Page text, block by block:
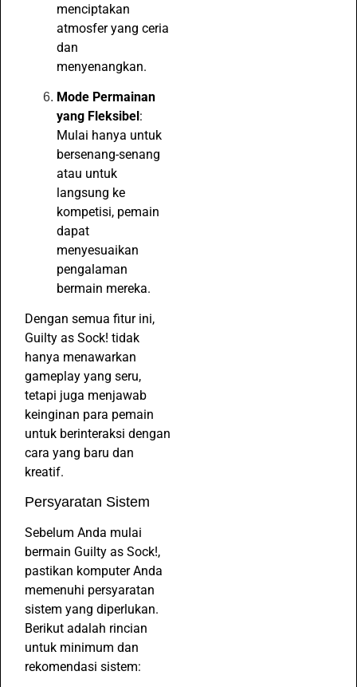
menciptakan
atmosfer yang ceria
dan
menyenangkan.
Mode Permainan
yang Fleksibel:
Mulai hanya untuk
bersenang-senang
atau untuk
langsung ke
kompetisi, pemain
dapat
menyesuaikan
pengalaman
bermain mereka.
Dengan semua fitur ini,
Guilty as Sock! tidak
hanya menawarkan
gameplay yang seru,
tetapi juga menjawab
keinginan para pemain
untuk berinteraksi dengan
cara yang baru dan
kreatif.
Persyaratan Sistem
Sebelum Anda mulai
bermain Guilty as Sock!,
pastikan komputer Anda
memenuhi persyaratan
sistem yang diperlukan.
Berikut adalah rincian
untuk minimum dan
rekomendasi sistem: